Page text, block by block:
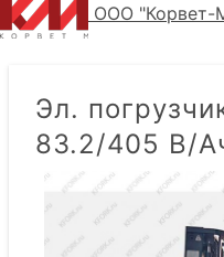
ООО "Корвет-
Эл.
83.2/405 В/